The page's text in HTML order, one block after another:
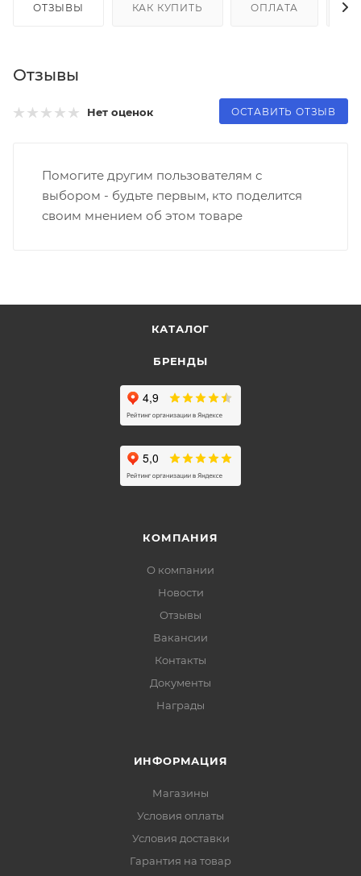
ОТЗЫВЫ КАК КУПИТЬ ОПЛАТА
Отзывы
Нет оценок ОСТАВИТЬ ОТЗЫВ
Помогите другим пользователям с
выбором - будьте первым, кто поделится
своим мнением об этом товаре
КАТАЛОГ
БРЕНДЫ
КОМПАНИЯ
О компании
Новости
Отзывы
Вакансии
Контакты
Документы
Награды
ИНФОРМАЦИЯ
Магазины
Условия оплаты
Условия доставки
Гарантия на товар